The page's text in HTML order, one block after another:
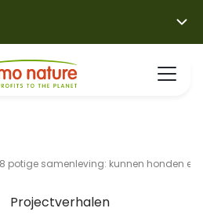
8 potige samenleving: kunnen honden
Projectverhalen